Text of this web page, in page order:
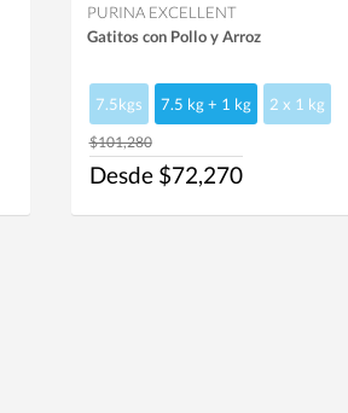
PURINA EXCELLENT
Gatitos con Pollo y Arroz
7.5kgs 7.5 kg + 1 kg 2 x 1 kg
$101,280
Desde $72,270